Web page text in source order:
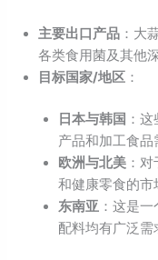
主要出口产品 ：大
各类食用菌及其他
目标国家/地区 ：
日本与韩国 ：
产品和加工食品
欧洲与北美 ：
和健康零食的市
东南亚 ：这是
配料均有广泛需